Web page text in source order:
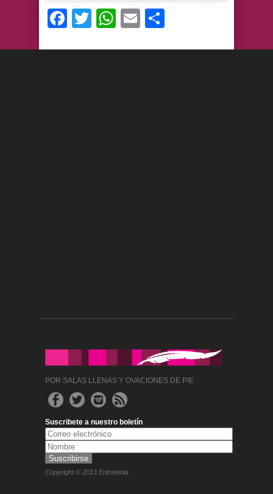
Facebook
TwitterWhatsApp
Email
POR SALAS LLENAS Y OVACIONES DE PIE
Suscribete a nuestro boletín
Copyright © 2013 Entretenia